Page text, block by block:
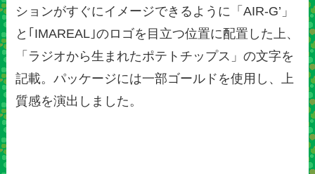
ションがすぐにイメージできるように「AIR-G’」
と｢IMAREAL｣のロゴを目立つ位置に配置した上、
「ラジオから生まれたポテトチップス」の文字を
記載。パッケージには一部ゴールドを使用し、上
質感を演出しました。